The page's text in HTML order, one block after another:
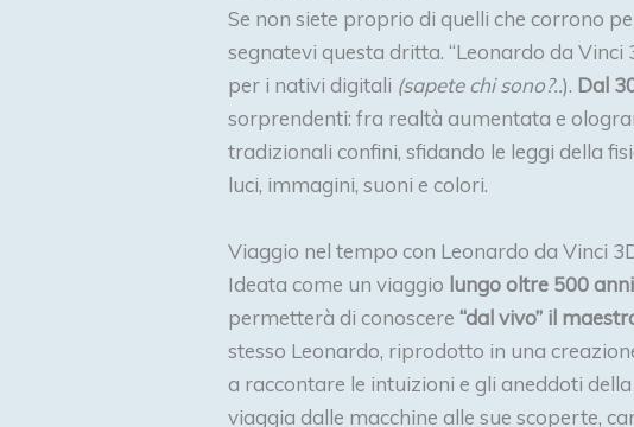
Se non siete proprio di quelli che corrono
segnatevi questa dritta. “Leonardo da
per i nativi digitali (sapete chi sono?..). Dal
sorprendenti: fra realtà aumentata e
tradizionali confini, sfidando le leggi della
luci, immagini, suoni e colori.
Viaggio nel tempo con Leonardo da Vinci
Ideata come un viaggio lungo oltre 500 anni
permetterà di conoscere “dal vivo” il
stesso Leonardo, riprodotto in una
a raccontare le intuizioni e gli aneddoti
viaggia dalle macchine alle sue scoperte,